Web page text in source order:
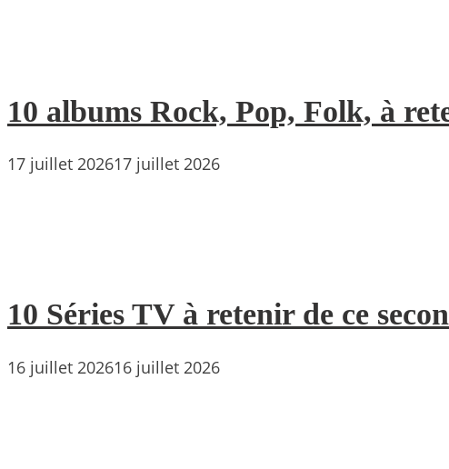
10 albums Rock, Pop, Folk, à
17 juillet 202617 juillet 2026
10 Séries TV à retenir de ce
16 juillet 202616 juillet 2026